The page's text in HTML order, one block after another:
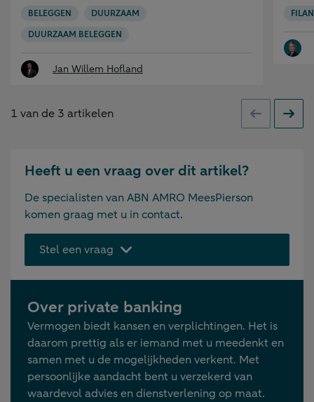
BELEGGEN
DUURZAAM
DUURZAAM BELEGGEN
Jan Willem Hofland
1 van de 3 artikelen Vorige
Heeft u een vraag over dit artikel?
De specialisten van ABN AMRO MeesPierson
komen graag met u in contact.
Stel een vraag
Over private banking
Vermogen biedt kansen en verplichtingen. Het is
daarom prettig als er iemand met u meedenkt en
samen met u de mogelijkheden verkent. Met
persoonlijke aandacht bent u verzekerd van
waardevol advies en dienstverlening op maat.